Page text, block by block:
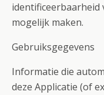
mogelijk maken.
Gebruiksgegevens
Informatie die
deze Applicatie (of